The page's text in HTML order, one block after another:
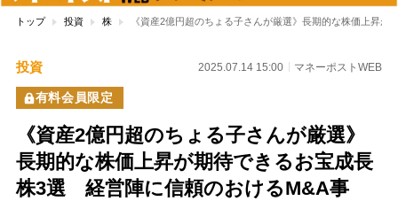
トップ 投資 株 《資産2億円超のちょる子さんが厳選》長期的な株価上昇
投資 2025.07.14 15:00 マネーポストWEB
有料会員限定
《資産2億円超のちょる子さんが厳選》
長期的な株価上昇が期待できるお宝成長
株3選 経営陣に信頼のおけるM&A事